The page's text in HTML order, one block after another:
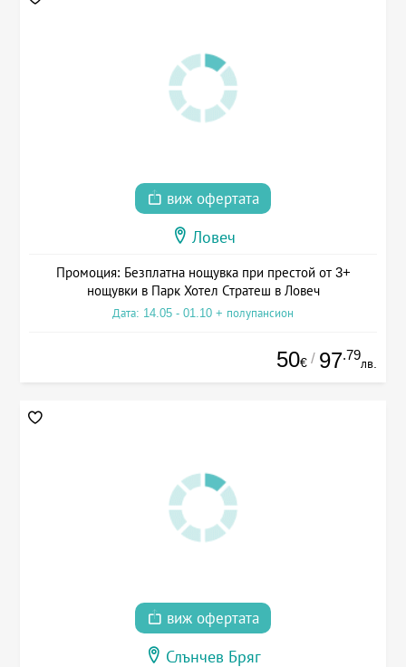
виж офертата
Ловеч
Промоция: Безплатна нощувка при престой от 3+
нощувки в Парк Хотел Стратеш в Ловеч
Дата: 14.05 - 01.10 + полупансион
50€ / 97.79
лв.
виж офертата
Слънчев Бряг